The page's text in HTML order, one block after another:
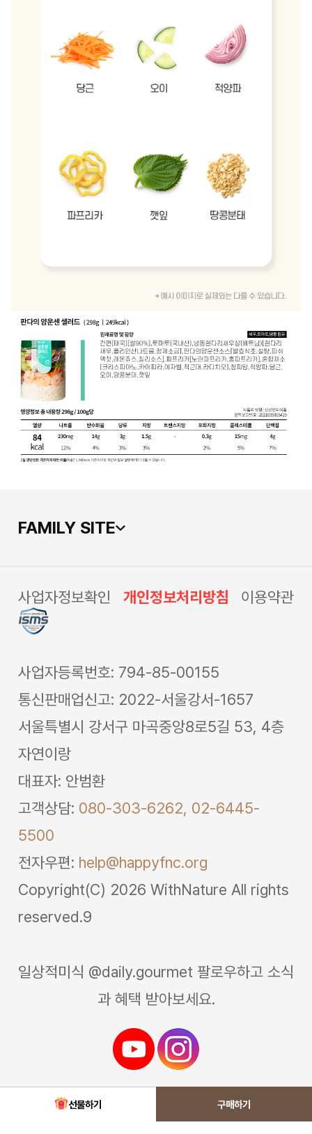
선물하기
FAMILY SITE
사업자정보확인 개인정보처리방침 이용약관
사업자등록번호: 794-85-00155
통신판매업신고: 2022-서울강서-1657
서울특별시 강서구 마곡중앙8로5길 53, 4층
자연이랑
대표자: 안범환
고객상담: 080-303-6262, 02-6445-
5500
전자우편: help@happyfnc.org
Copyright(C) 2026 WithNature All rights
reserved.9
일상적미식 @daily.gourmet 팔로우하고 소식
과 혜택 받아보세요.